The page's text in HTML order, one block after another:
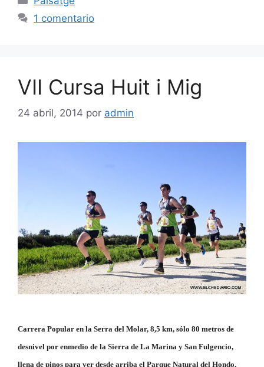
1 comentario
VII Cursa Huit i Mig
24 abril, 2014 por admin
Carrera Popular en la Serra del Molar, 8,5 km, sólo 80 metros de
desnivel por enmedio de la Sierra de La Marina y San Fulgencio,
llena de pinos para ver desde arriba el Parque Natural del Hondo,